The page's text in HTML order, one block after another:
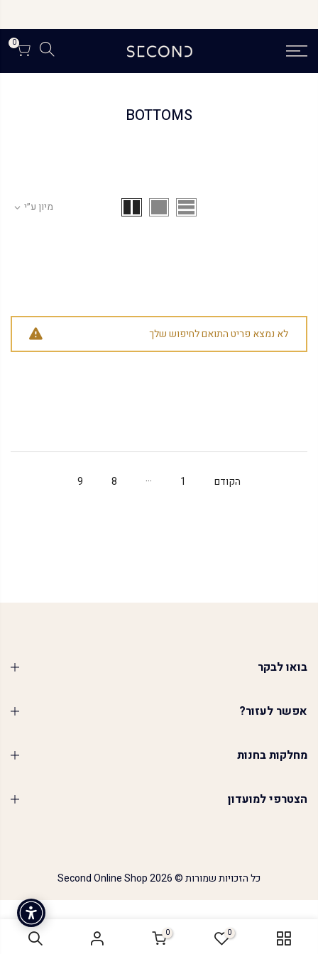
0
BOTTOMS
מיון ע״י
לא נמצא פריט התואם לחיפוש שלך
הקודם 1
…
8
9
בואו לבקר
אפשר לעזור?
מחלקות בחנות
הצטרפי למועדון
כל הזכויות שמורות © 2026 Second Online Shop
0
0